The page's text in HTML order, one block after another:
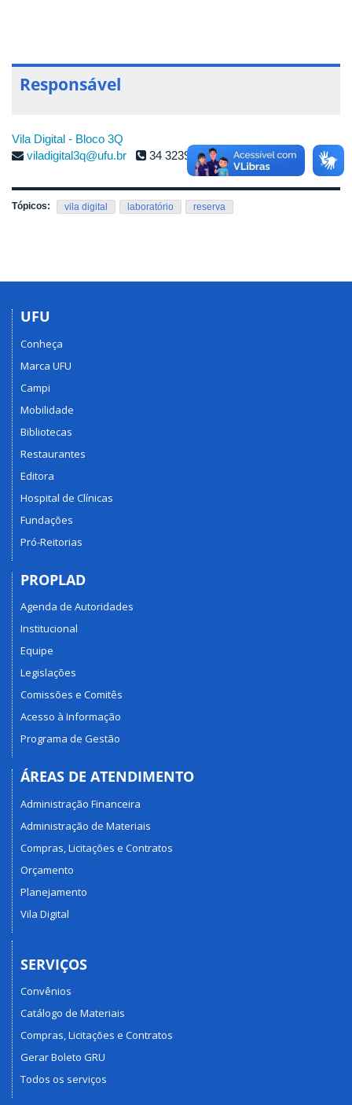
Responsável
Vila Digital - Bloco 3Q
viladigital3q@ufu.br
34 3239-4263
Tópicos: vila digital laboratório reserva
UFU
Conheça
Marca UFU
Campi
Mobilidade
Bibliotecas
Restaurantes
Editora
Hospital de Clínicas
Fundações
Pró-Reitorias
PROPLAD
Agenda de Autoridades
Institucional
Equipe
Legislações
Comissões e Comitês
Acesso à Informação
Programa de Gestão
ÁREAS DE ATENDIMENTO
Administração Financeira
Administração de Materiais
Compras, Licitações e Contratos
Orçamento
Planejamento
Vila Digital
SERVIÇOS
Convênios
Catálogo de Materiais
Compras, Licitações e Contratos
Gerar Boleto GRU
Todos os serviços